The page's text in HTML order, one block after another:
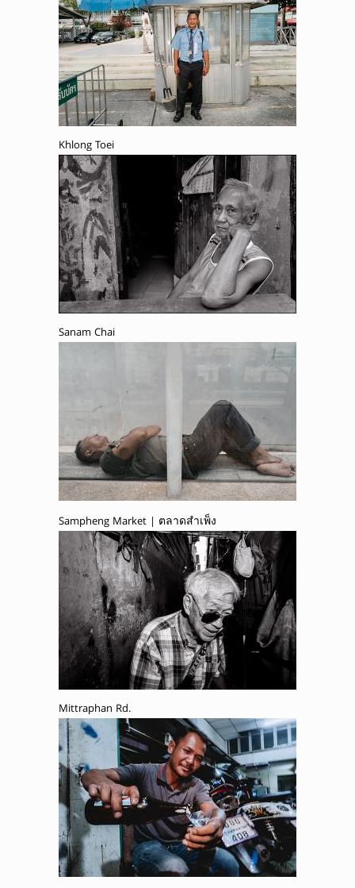
Khlong Toei
Sanam Chai
Sampheng Market | ตลาดสำเพ็ง
Mittraphan Rd.